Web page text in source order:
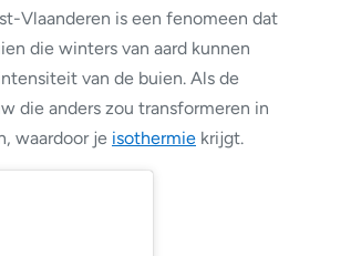
Vlaanderen is een fenomeen dat
die winters van aard kunnen
van de buien. Als de
die anders zou transformeren in
waardoor je isothermie krijgt.